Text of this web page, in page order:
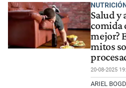
Salud y
comida
mejor?
mitos
20-08-2025
ARIEL